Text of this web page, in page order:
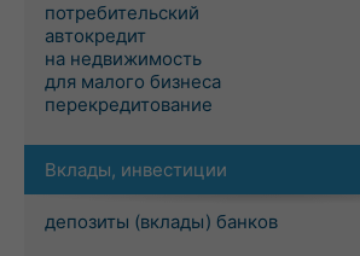
потребительский
автокредит
на недвижимость
для малого бизнеса
перекредитование
Вклады, инвестиции
депозиты (вклады) банков